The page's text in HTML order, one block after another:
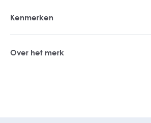
Kenmerken
Over het merk